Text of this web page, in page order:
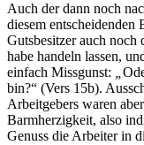
Auch der dann noch
diesem
Gutsbesitzer auch noch
habe handeln lassen,
einfach Missgunst:
bin?“ (Vers 15b).
Arbeitgebers waren
Barmherzigkeit, also
Genuss die Arbeiter in